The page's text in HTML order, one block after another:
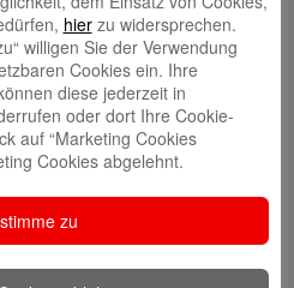
Fuggerei-Stiftunggetragen. Das
ehrenamtlich die Funktion der
wahr.
STIFTER – Stiftergemeinschaft der
das Wirken vieler Stifter und Förderer
Zwecke unter einem Dach. Stifter
hierzu widersprechen.
willigen Sie der Verwendung
Cookies ein. Ihre
diese jederzeit in
oder dort Ihre Cookie-
auf “Marketing Cookies
Cookies abgelehnt.
zu